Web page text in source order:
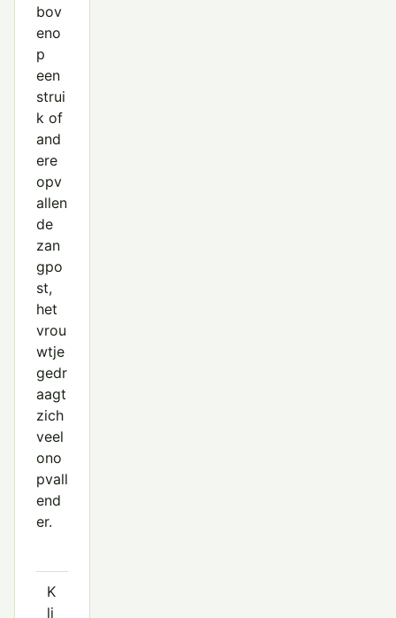
bov
eno
p
een
strui
k of
and
ere
opv
allen
de
zan
gpo
st,
het
vrou
wtje
gedr
aagt
zich
veel
ono
pvall
end
er.
K
li